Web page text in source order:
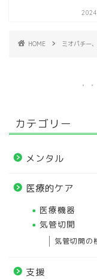
HOME ミオパチー
カテゴリー
メンタル
医療的ケア
医療機器
気管切開
気管切開の
支援